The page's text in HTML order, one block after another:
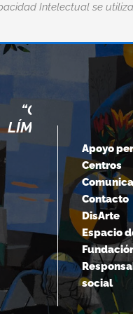
Intelectual se
NUESTROS
ALLÁ DE ELLOS.”
Apoyo
Centros
Contacto
DisArte
Espacio
social